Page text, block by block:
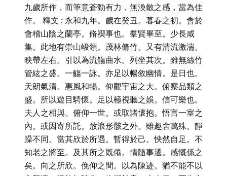
九歲所作，而筆意蒼勁有力，無渙散之感，當為佳
作。 釋文 : 永和九年。歲在癸丑。暮春之初。會於
會稽山陰之蘭亭。脩禊事也。羣賢畢至。少長咸
集。此地有崇山峻領。茂林脩竹。又有清流激湍。
映帶左右。引以為流觴曲水。列坐其次。雖無絲竹
管絃之盛。一觴一詠。亦足以暢敘幽情。是日也。
天朗氣清。惠風和暢。仰觀宇宙之大。俯察品類之
盛。所以遊目騁懷。足以極視聽之娛。信可樂也。
夫人之相與。俯仰一世。或取諸懷抱。悟言一室之
內。或因寄所託。放浪形骸之外。雖趣舍萬殊。靜
躁不同。當其欣於所遇。暫得於己。怏然自足。不
知老之將至。及其所之既倦。情隨事遷。感慨係之
矣。向之所欣。俛仰之間。以為陳迹。猶不能不以